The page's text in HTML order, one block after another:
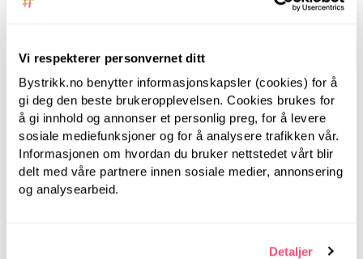
Vi respekterer personvernet ditt
Bystrikk.no benytter informasjonskapsler (cookies) for å
gi deg den beste brukeropplevelsen. Cookies brukes for
å gi innhold og annonser et personlig preg, for å levere
sosiale mediefunksjoner og for å analysere trafikken vår.
Informasjonen om hvordan du bruker nettstedet vårt blir
delt med våre partnere innen sosiale medier, annonsering
og analysearbeid.
Detaljer
Ønsker du å strikke kjolen lenger, er det bare å
og vi sjekker at alle nøstene i samme farge kommer
fra samme innfargingsparti.
NB! Strikkepinner følger ikke med i garnpakken!
ANBEFALT FOR DEG